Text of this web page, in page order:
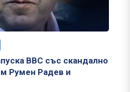
ВВС със скандално
Румен Радев и